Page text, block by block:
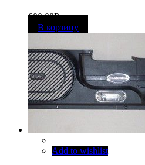
600,00Р
В корзину
Add to wishlist